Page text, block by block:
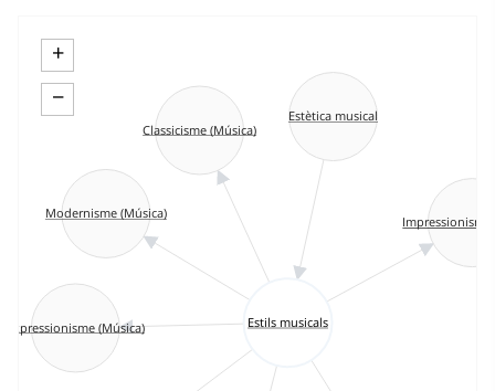
+
−
Modernisme (Música)
Estètica musical
Expressionisme (Música)
Impressionisme
Classicisme (Música)
Estils musicals